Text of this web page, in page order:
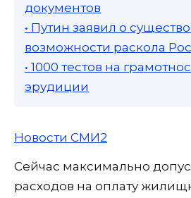
документов
• Путин заявил о
возможности раскола
• 1000 тестов на
эрудиции
Новости СМИ2
Сейчас максимально
расходов на оплату